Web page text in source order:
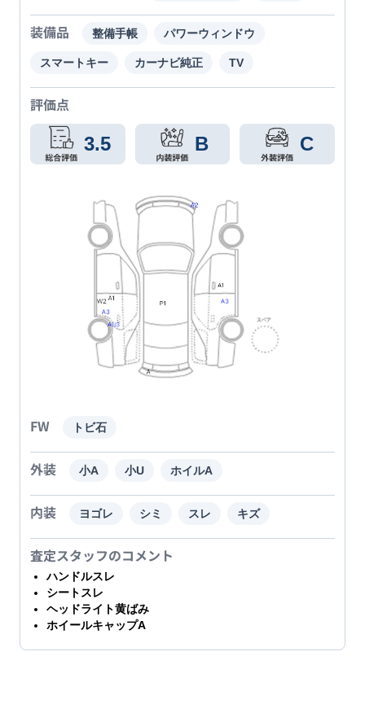
装備品 整備手帳 パワーウィンドウ
スマートキー カーナビ純正 TV
評価点
3.5 B C
FW トビ石
外装 小A 小U ホイルA
内装 ヨゴレ シミ スレ キズ
査定スタッフのコメント
ハンドルスレ
シートスレ
ヘッドライト黄ばみ
ホイールキャップA